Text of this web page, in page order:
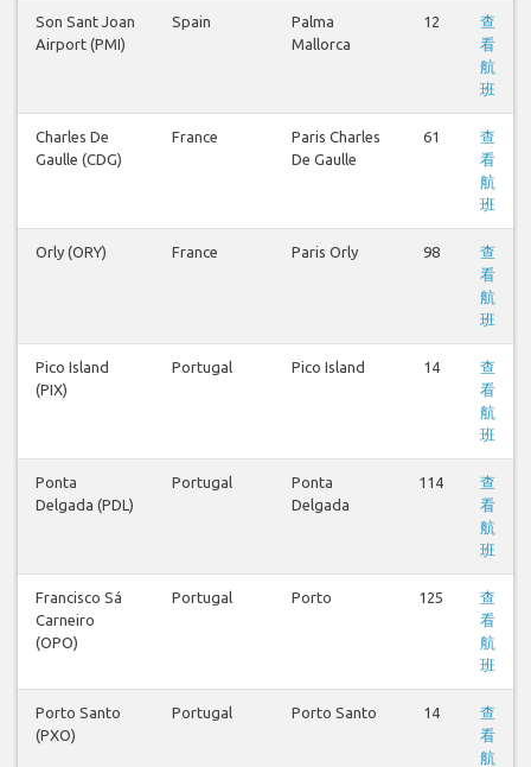
Son Sant Joan
Airport (PMI)
Spain
Palma
Mallorca
12
查
看
航
班
Charles De
Gaulle (CDG)
France
Paris Charles
De Gaulle
61
查
看
航
班
Orly (ORY) France Paris Orly 98
查
看
航
班
Pico Island
(PIX)
Portugal Pico Island 14
查
看
航
班
Ponta
Delgada (PDL)
Portugal
Ponta
Delgada
114
查
看
航
班
Francisco Sá
Carneiro
(OPO)
Portugal Porto 125
查
看
航
班
Porto Santo
(PXO)
Portugal Porto Santo 14
查
看
航